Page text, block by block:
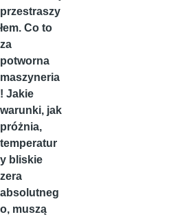
przestraszy
łem. Co to
za
potworna
maszyneria
! Jakie
warunki, jak
próżnia,
temperatur
y bliskie
zera
absolutneg
o, muszą